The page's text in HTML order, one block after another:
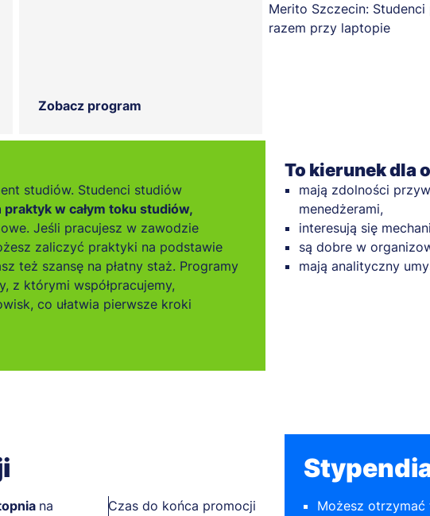
Zobacz program
studiów. Studenci studiów
w całym toku studiów,
Jeśli pracujesz w zawodzie
zaliczyć praktyki na podstawie
też szansę na płatny staż. Programy
z którymi współpracujemy,
co ułatwia pierwsze kroki
To kierunek dla
mają zdolności
menedżerami,
interesują się
są dobre w
mają analityczny
na
Czas do końca promocji Możesz otrzymać